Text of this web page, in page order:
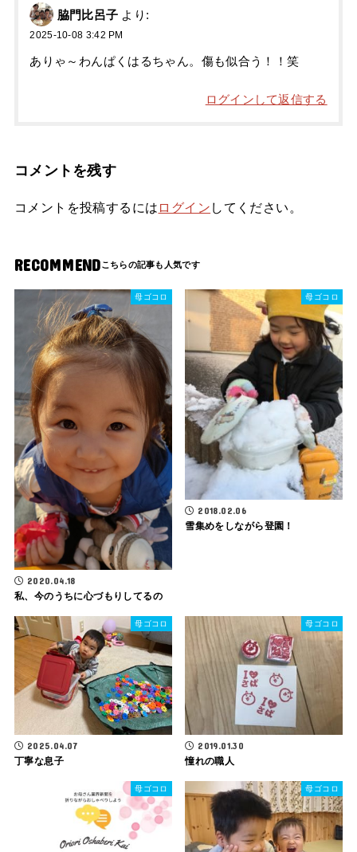
脇門比呂子 より:
2025-10-08 3:42 PM
ありゃ～わんぱくはるちゃん。傷も似合う！！笑
ログインして返信する
コメントを残す
コメントを投稿するには ログイン してください。
RECOMMEND
母ゴコロ
2020.04.18
私、今のうちに心づもりしてるの
母ゴコロ
2018.02.06
雪集めをしながら登園！
母ゴコロ
2025.04.07
丁寧な息子
母ゴコロ
2019.01.30
憧れの職人
母ゴコロ 母ゴコロ